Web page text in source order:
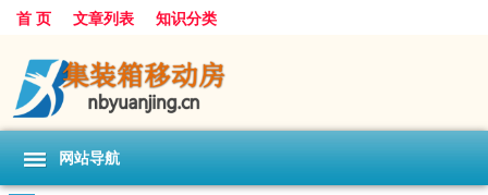
首 页 文章列表 知识分类
网站导航